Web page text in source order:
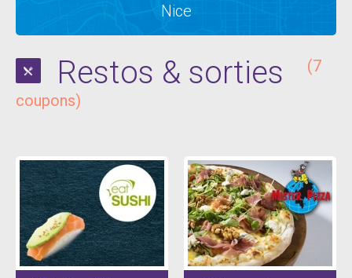
Nice
Restos & sorties
(7
coupons)